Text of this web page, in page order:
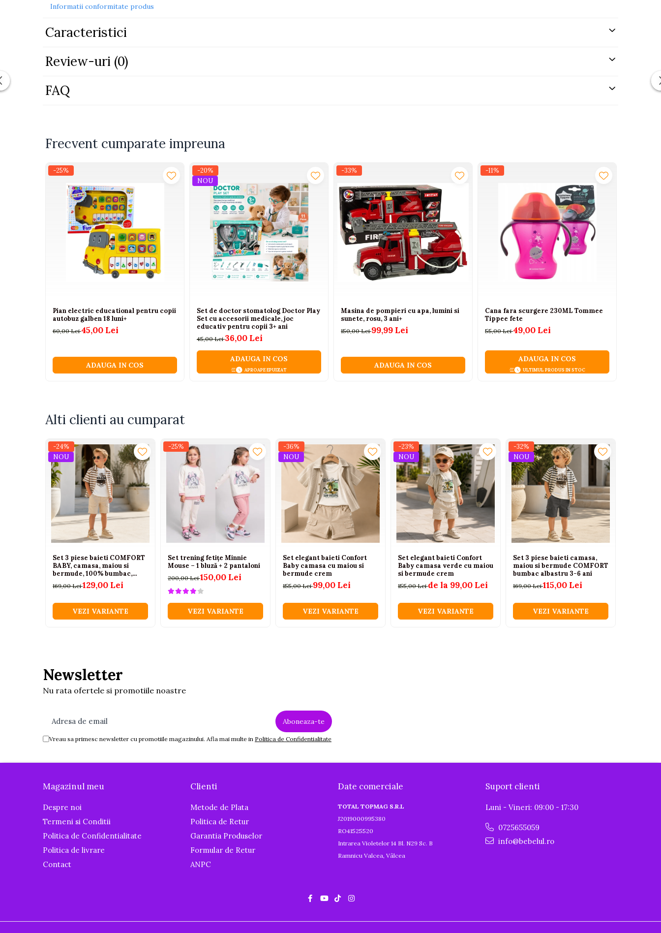
Jucarii exterior
Piscine gonflabile
Ochelari scufundari
Jocuri sportive
Masinute si vehicule electrice
Masinute electrice
Motociclete electrice
ATV & BUGGY electrice
Seturi copii si bebelusi
Salopete bebe
Baia bebelusului
Scaune de masa
Incalzitoare pentru biberoane si
Igiena si ingrijire
Prosoape
Halate de baie
Aspiratoare nazale si filtre
Periute de dinti
Olite si reductoare WC
Ingrijire cosmetica mamici
Informatii conformitate produs
Caracteristici
Review-uri (0)
FAQ
Frecvent cumparate impreuna
-25%
Pian electric educational pentru copii
autobuz galben 18 luni+
60,00 Lei45,00 Lei
ADAUGA IN COS
-20%
NOU
Set de doctor stomatolog Doctor Play
Set cu accesorii medicale, joc
educativ pentru copii 3+ ani
45,00 Lei36,00 Lei
ADAUGA IN COS
APROAPE EPUIZAT
-33%
Masina de pompieri cu apa, lumini si
sunete, rosu, 3 ani+
150,00 Lei99,99 Lei
ADAUGA IN COS
-11%
Cana fara scurgere 230ML Tommee
Tippee fete
55,00 Lei49,00 Lei
ADAUGA IN COS
ULTIMUL PRODUS IN STOC
Alti clienti au cumparat
-24%
NOU
Set 3 piese baieti COMFORT
BABY, camasa, maiou si
bermude, 100% bumbac,
Crem, 2-6 ani
169,00 Lei129,00 Lei
VEZI VARIANTE
-25%
Set trening fetițe Minnie
Mouse – 1 bluză + 2 pantaloni
200,00 Lei150,00 Lei
VEZI VARIANTE
-36%
NOU
Set elegant baieti Confort
Baby camasa cu maiou si
bermude crem
155,00 Lei99,00 Lei
VEZI VARIANTE
-23%
NOU
Set elegant baieti Confort
Baby camasa verde cu maiou
si bermude crem
155,00 Leide la 99,00 Lei
VEZI VARIANTE
-32%
NOU
Set 3 piese baieti camasa,
maiou si bermude COMFORT
bumbac albastru 3-6 ani
169,00 Lei115,00 Lei
VEZI VARIANTE
Newsletter
Nu rata ofertele si promotiile noastre
Vreau sa primesc newsletter cu promotiile magazinului. Afla mai multe in Politica de Confidentialitate
Magazinul meu
Despre noi
Termeni si Conditii
Politica de Confidentialitate
Politica de livrare
Contact
Clienti
Metode de Plata
Politica de Retur
Garantia Produselor
Formular de Retur
ANPC
Date comerciale
TOTAL TOPMAG S.R.L
J2019000995380
RO41525520
Intrarea Violetelor 14 Bl. N29 Sc. B
Ramnicu Valcea, Vâlcea
Suport clienti
Luni - Vineri: 09:00 - 17:30
0725655059
info@bebelul.ro